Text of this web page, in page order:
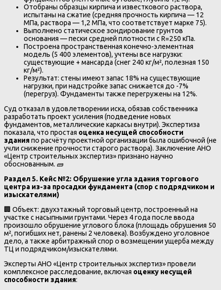
Отобраны образцы кирпича и известкового раствора,
испытаны на сжатие (средняя прочность кирпича — 12
МПа, раствора — 1,2 МПа, что соответствует марке 75).
Выполнено статическое зондирование грунтов
основания — пески средней плотности с R=250 кПа.
Построена пространственная конечно-элементная
модель (5 400 элементов), учтены все нагрузки:
существующие + мансарда (снег 240 кг/м², полезная 150
кг/м²).
Результат: стены имеют запас 18% на существующие
нагрузки, при надстройке запас снижается до -7%
(перегруз). Фундаменты также перегружены на 12%.
Суд отказал в удовлетворении иска, обязав собственника
разработать проект усиления (подведение новых
фундаментов, металлические каркасы внутри). Экспертиза
показала, что простая оценка несущей способности
зданияпо расчёту проектной организации была ошибочной (не
учли снижение прочности старого раствора). Заключение АНО
«Центр строительных экспертиз» признано научно
обоснованным. 🧱
Раздел 5. Кейс №2: Обрушение угла здания торгового
центра из-за просадки фундамента (спор с подрядчиком и
изыскателями)
🏢 Объект: двухэтажный торговый центр, построенный на
участке с насыпными грунтами. Через 4 года после ввода
произошло обрушение углового блока (площадь обрушения 50
м², погибших нет, ранены 2 человека). Возбуждено уголовное
дело, а также арбитражный спор о возмещении ущерба между
ТЦ и подрядчиком/изыскателями.
Эксперты АНО «Центр строительных экспертиз» провели
комплексное расследование, включая оценку несущей
способности здания: